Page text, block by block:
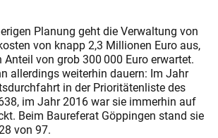
Planung geht die Verwaltung von
von knapp 2,3 Millionen Euro aus,
von grob 300 000 Euro erwartet.
allerdings weiterhin dauern: Im Jahr
in der Prioritätenliste des
im Jahr 2016 war sie immerhin auf
Beim Baureferat Göppingen stand sie
von 97.